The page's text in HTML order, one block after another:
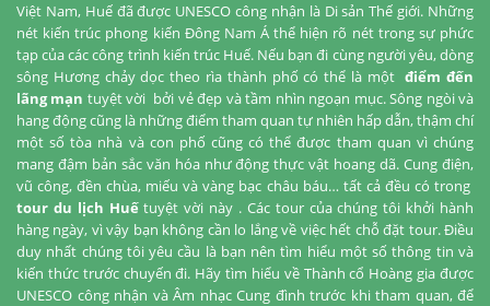
Việt Nam, Huế đã được UNESCO công nhận là Di sản Thế giới. Những
nét kiến ​​trúc phong kiến ​​Đông Nam Á thể hiện rõ nét trong sự phức
tạp của các công trình kiến ​​trúc Huế. Nếu bạn đi cùng người yêu, dòng
sông Hương chảy dọc theo rìa thành phố có thể là mộtđiểm đến
lãng mạn tuyệt vời bởi vẻ đẹp và tầm nhìn ngoạn mục. Sông ngòi và
hang động cũng là những điểm tham quan tự nhiên hấp dẫn, thậm chí
một số tòa nhà và con phố cũng có thể được tham quan vì chúng
mang đậm bản sắc văn hóa như động thực vật hoang dã. Cung điện,
vũ công, đền chùa, miếu và vàng bạc châu báu… tất cả đều có trong
tour du lịch Huếtuyệt vời này . Các tour của chúng tôi khởi hành
hàng ngày, vì vậy bạn không cần lo lắng về việc hết chỗ đặt tour. Điều
duy nhất chúng tôi yêu cầu là bạn nên tìm hiểu một số thông tin và
kiến ​​thức trước chuyến đi. Hãy tìm hiểu về Thành cổ Hoàng gia được
UNESCO công nhận và Âm nhạc Cung đình trước khi tham quan, để